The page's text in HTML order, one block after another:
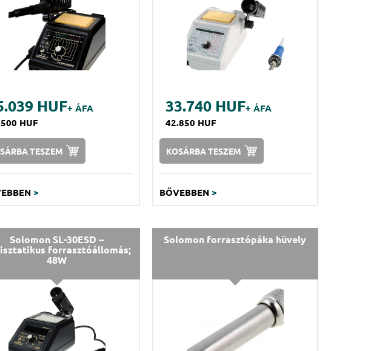
HUF+ ÁFA
HUF
TESZEM
>
33.740 HUF+ ÁFA
42.850 HUF
KOSÁRBA TESZEM
BŐVEBBEN >
Solomon SL-30ESD ~
forrasztóállomás;
48W
Solomon forrasztópáka hüvely